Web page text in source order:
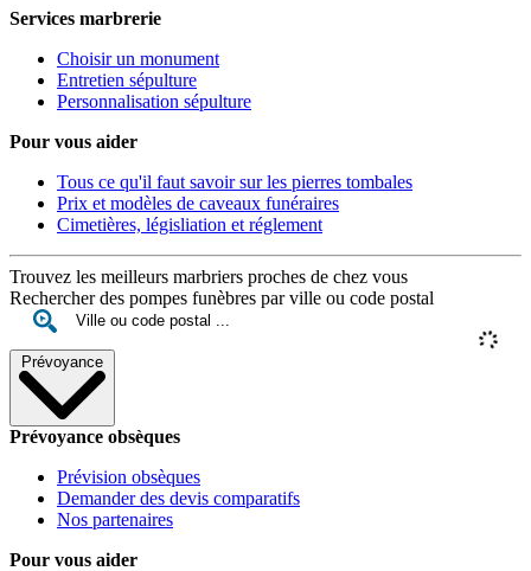
Services marbrerie
Choisir un monument
Entretien sépulture
Personnalisation sépulture
Pour vous aider
Tous ce qu'il faut savoir sur les pierres tombales
Prix et modèles de caveaux funéraires
Cimetières, législiation et réglement
Trouvez les meilleurs marbriers proches de chez vous
Rechercher des pompes funèbres par ville ou code postal
Prévoyance
Prévoyance obsèques
Prévision obsèques
Demander des devis comparatifs
Nos partenaires
Pour vous aider